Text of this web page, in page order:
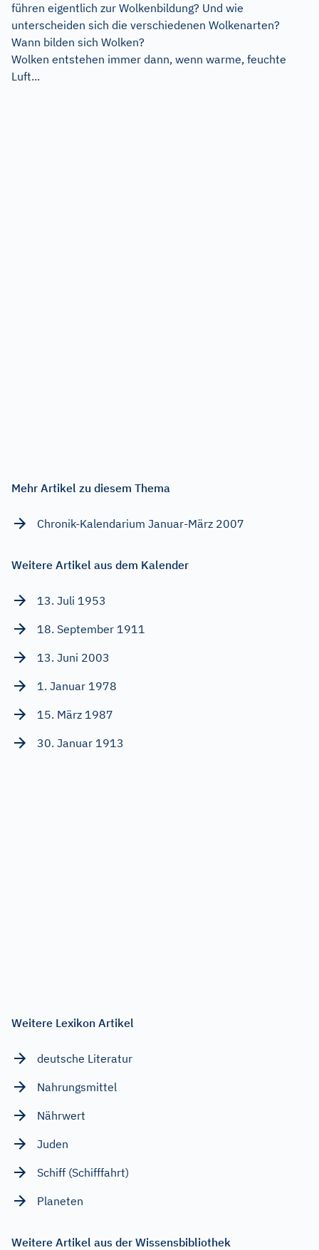
führen eigentlich zur Wolkenbildung? Und wie
unterscheiden sich die verschiedenen Wolkenarten?
Wann bilden sich Wolken?
Wolken entstehen immer dann, wenn warme, feuchte
Luft...
Mehr Artikel zu diesem Thema
Chronik-Kalendarium Januar-März 2007
Weitere Artikel aus dem Kalender
13. Juli 1953
18. September 1911
13. Juni 2003
1. Januar 1978
15. März 1987
30. Januar 1913
Weitere Lexikon Artikel
deutsche Literatur
Nahrungsmittel
Nährwert
Juden
Schiff (Schifffahrt)
Planeten
Weitere Artikel aus der Wissensbibliothek